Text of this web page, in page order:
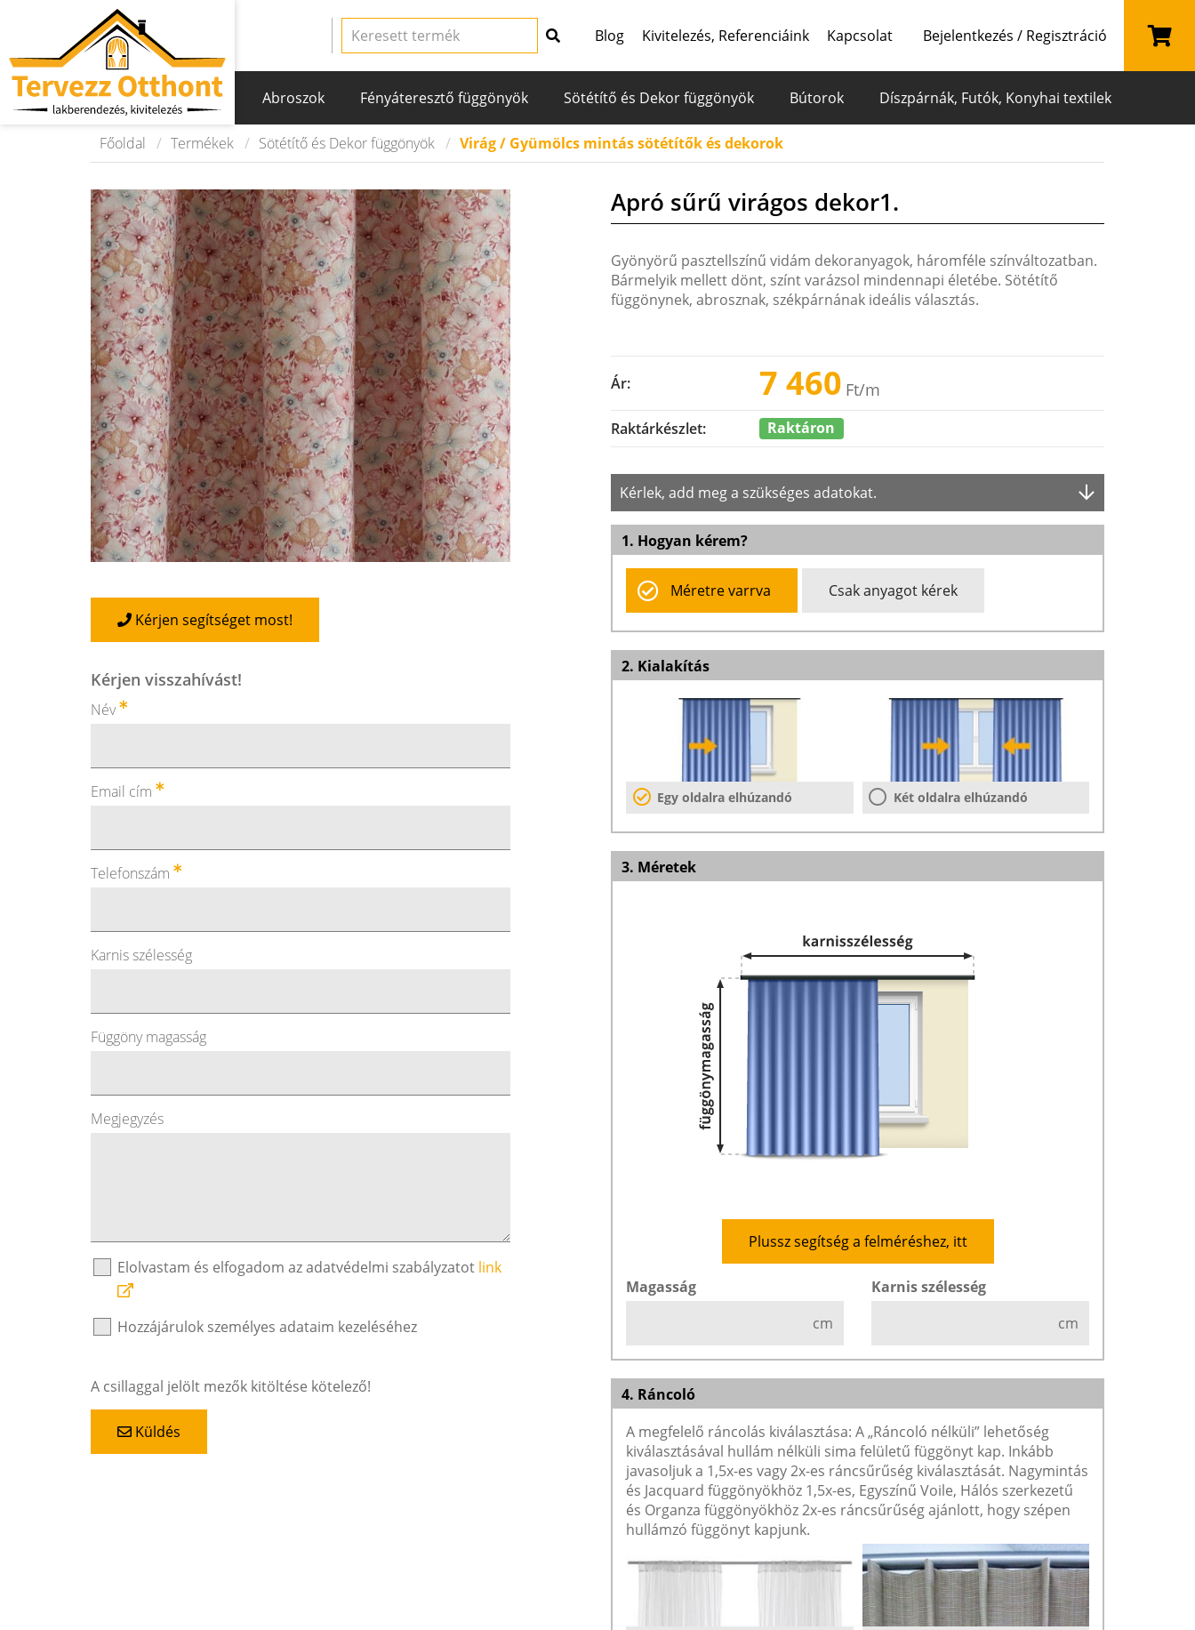
Blog Kivitelezés, Referenciáink Kapcsolat Bejelentkezés / Regisztráció
Abroszok Fényáteresztő függönyök Sötétítő és Dekor függönyök Bútorok Díszpárnák, Futók, Konyhai textilek
Főoldal Termékek Sötétítő és Dekor függönyök Virág / Gyümölcs mintás sötétítők és dekorok
Kérjen segítséget most!
Kérjen visszahívást!
Név
Email cím
Telefonszám
Karnis szélesség
Függöny magasság
Megjegyzés
Elolvastam és elfogadom az adatvédelmi szabályzatot link
Hozzájárulok személyes adataim kezeléséhez
A csillaggal jelölt mezők kitöltése kötelező!
Küldés
Apró sűrű virágos dekor1.
Gyönyörű pasztellszínű vidám dekoranyagok, háromféle színváltozatban.
Bármelyik mellett dönt, színt varázsol mindennapi életébe. Sötétítő
függönynek, abrosznak, székpárnának ideális választás.
Ár: 7 460 Ft/m
Raktárkészlet: Raktáron
Kérlek, add meg a szükséges adatokat.
1. Hogyan kérem?
Méretre varrva Csak anyagot kérek
2. Kialakítás
Egy oldalra elhúzandó Két oldalra elhúzandó
3. Méretek
Plussz segítség a felméréshez, itt
Magasság
cm
Karnis szélesség
cm
4. Ráncoló
A megfelelő ráncolás kiválasztása: A „Ráncoló nélküli” lehetőség
kiválasztásával hullám nélküli sima felületű függönyt kap. Inkább
javasoljuk a 1,5x-es vagy 2x-es ráncsűrűség kiválasztását. Nagymintás
és Jacquard függönyökhöz 1,5x-es, Egyszínű Voile, Hálós szerkezetű
és Organza függönyökhöz 2x-es ráncsűrűség ajánlott, hogy szépen
hullámzó függönyt kapjunk.